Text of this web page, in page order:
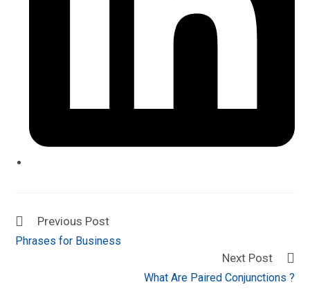
Previous Post
Phrases for Business
Next Post
What Are Paired Conjunctions ?